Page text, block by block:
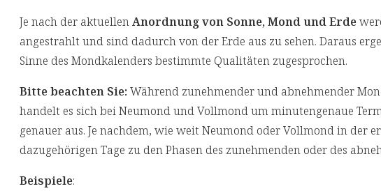
Je nach der aktuellenAnordnung von Sonne, Mond und Erde
angestrahlt und sind dadurch von der Erde aus zu sehen. Daraus
Sinne des Mondkalenders bestimmte Qualitäten zugesprochen.
Bitte beachten Sie: Während zunehmender und abnehmender
handelt es sich bei Neumond und Vollmond um minutengenaue
genauer aus. Je nachdem, wie weit Neumond oder Vollmond in der
dazugehörigen Tage zu den Phasen des zunehmenden oder des
Beispiele: